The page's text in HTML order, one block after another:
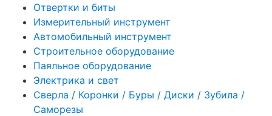
Отвертки и биты
Измерительный инструмент
Автомобильный инструмент
Строительное оборудование
Паяльное оборудование
Электрика и свет
Сверла / Коронки / Буры / Диски / Зубила /
Саморезы